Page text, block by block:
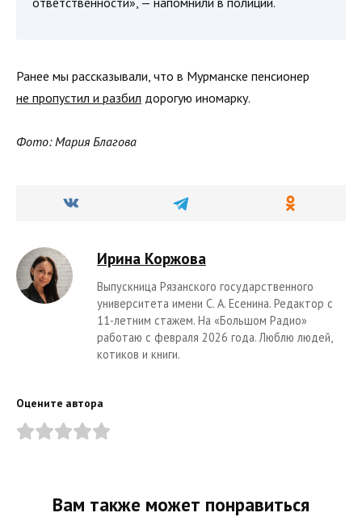
Ранее мы рассказывали, что в Мурманске пенсионер
не пропустил и разбил дорогую иномарку.
Фото: Мария Благова
Ирина Коржова
Выпускница Рязанского государственного
университета имени С. А. Есенина. Редактор с
11-летним стажем. На «Большом Радио»
работаю с февраля 2026 года. Люблю людей,
котиков и книги.
Оцените автора
Вам также может понравиться